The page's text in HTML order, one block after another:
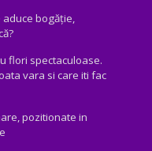
bogăţie,
flori spectaculoase.
vara si care iti fac
pozitionate in